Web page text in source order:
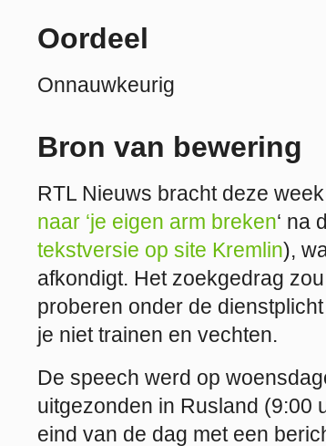
Oordeel
Onnauwkeurig
Bron van bewering
RTL Nieuws bracht deze
naar ‘je eigen arm breken‘ na
tekstversie op site Kremlin),
afkondigt. Het zoekgedrag
proberen onder de
je niet trainen en vechten.
De speech werd op
uitgezonden in Rusland (9:00
eind van de dag met een